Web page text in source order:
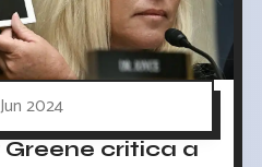
2024
Greene critica a